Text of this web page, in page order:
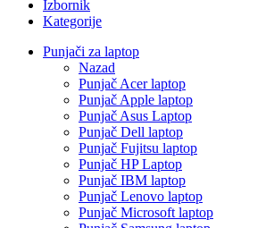
Izbornik
Kategorije
Punjači za laptop
Nazad
Punjač Acer laptop
Punjač Apple laptop
Punjač Asus Laptop
Punjač Dell laptop
Punjač Fujitsu laptop
Punjač HP Laptop
Punjač IBM laptop
Punjač Lenovo laptop
Punjač Microsoft laptop